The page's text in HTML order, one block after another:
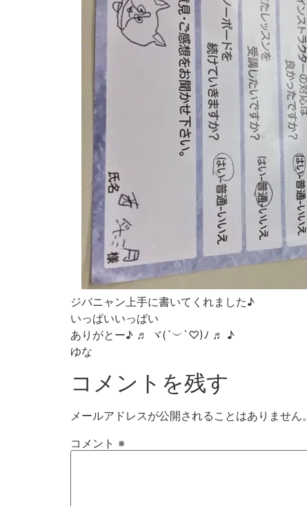
ジバニャン上手に書いてくれました♪
いっぱいいっぱい
ありがとー♪ ♬ ヾ(´︶`♡)ﾉ ♬ ♪
ゆな
コメントを残す
メールアドレスが公開されることはありません。
コメント ※